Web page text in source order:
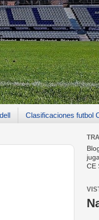
Clasificaciones futbol
CE